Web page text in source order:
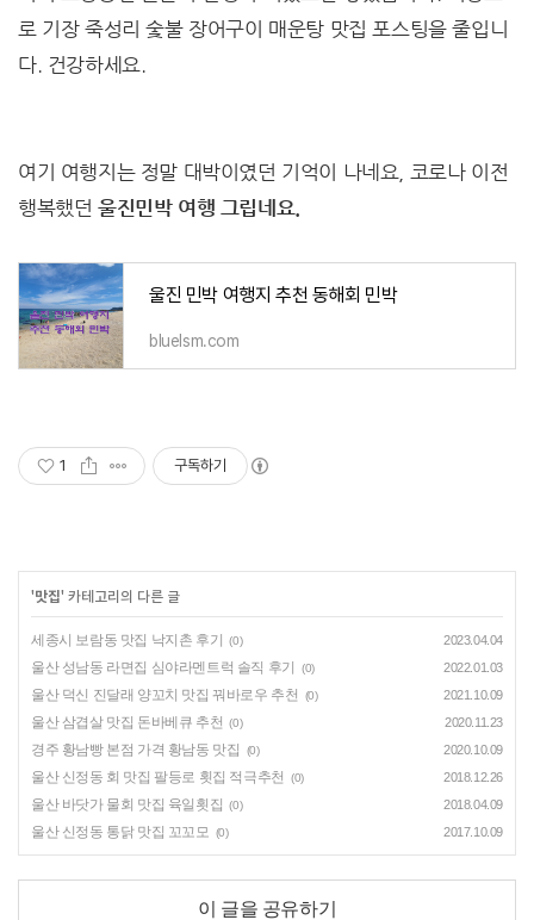
로 기장 죽성리 숯불 장어구이 매운탕 맛집 포스팅을 줄입니
다. 건강하세요.
여기 여행지는 정말 대박이였던 기억이 나네요, 코로나 이전
행복했던 울진민박 여행 그립네요.
울진 민박 여행지 추천 동해회 민박
bluelsm.com
1 구독하기
'맛집' 카테고리의 다른 글
세종시 보람동 맛집 낙지촌 후기 (0) 2023.04.04
울산 성남동 라면집 심야라멘트럭 솔직 후기 (0) 2022.01.03
울산 덕신 진달래 양꼬치 맛집 꿔바로우 추천 (0) 2021.10.09
울산 삼겹살 맛집 돈바베큐 추천 (0) 2020.11.23
경주 황남빵 본점 가격 황남동 맛집 (0) 2020.10.09
울산 신정동 회 맛집 팔등로 횟집 적극추천 (0) 2018.12.26
울산 바닷가 물회 맛집 육일횟집 (0) 2018.04.09
울산 신정동 통닭 맛집 꼬꼬모 (0) 2017.10.09
이 글을 공유하기